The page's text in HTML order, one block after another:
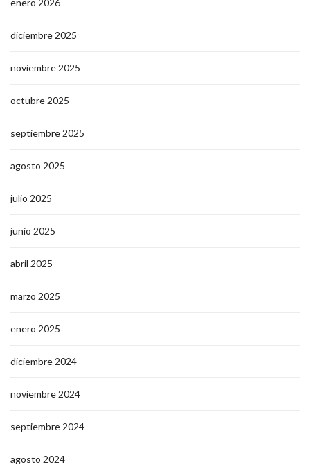
diciembre 2025
noviembre 2025
octubre 2025
septiembre 2025
agosto 2025
julio 2025
junio 2025
abril 2025
marzo 2025
enero 2025
diciembre 2024
noviembre 2024
septiembre 2024
agosto 2024